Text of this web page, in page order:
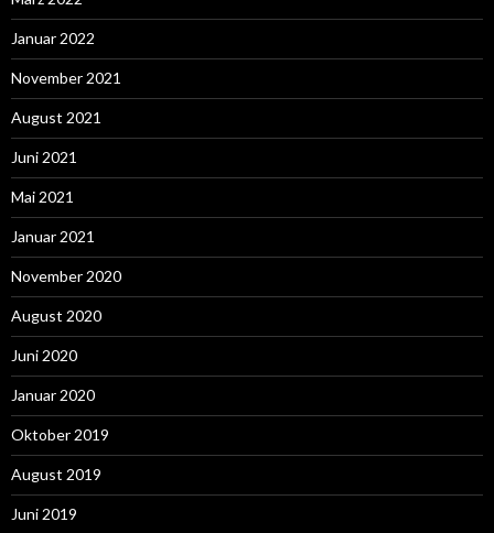
Januar 2022
November 2021
August 2021
Juni 2021
Mai 2021
Januar 2021
November 2020
August 2020
Juni 2020
Januar 2020
Oktober 2019
August 2019
Juni 2019